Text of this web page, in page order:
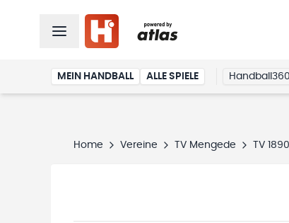
MEIN HANDBALL ALLE SPIELE
Home Vereine TV Mengede TV